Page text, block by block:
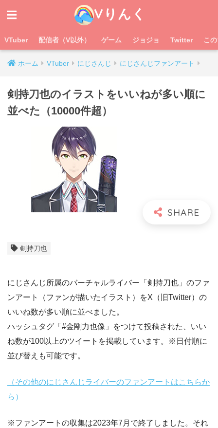
Vりんく
VTuber 配信者（V以外） ゲーム ジョジョ Twitter こ
ホーム VTuber にじさんじ にじさんじファンアート
剣持刀也のイラストをいいねが多い順に
並べた（10000件超）
剣持刀也
にじさんじ所属のバーチャルライバー「剣持刀也」のファ
ンアート（ファンが描いたイラスト）をX（旧Twitter）の
いいね数が多い順に並べました。
ハッシュタグ「#金剛力也像」をつけて投稿された、いい
ね数が100以上のツイートを掲載しています。※日付順に
並び替えも可能です。
（その他のにじさんじライバーのファンアートはこちらか
ら）
※ファンアートの収集は2023年7月で終了しました。それ